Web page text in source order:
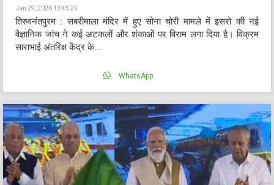
Jan 29, 2026 13:45:25
तिरुवनंतपुरम : सबरीमाला मंदिर में हुए सोना चोरी मामले में इसरो की नई
वैज्ञानिक जांच ने कई अटकलों और शंकाओं पर विराम लगा दिया है। विक्रम
साराभाई अंतरिक्ष केंद्र के...
WhatsApp